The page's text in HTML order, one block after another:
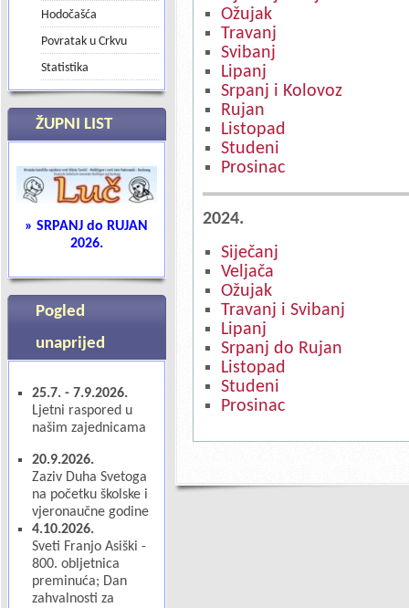
Hodočašća
Povratak u Crkvu
Statistika
ŽUPNI LIST
» SRPANJ do RUJAN
2026.
Pogled
unaprijed
25.7. - 7.9.2026.
Ljetni raspored u
našim zajednicama
20.9.2026.
Zaziv Duha Svetoga
na početku školske i
vjeronaučne godine
4.10.2026.
Sveti Franjo Asiški -
800. obljetnica
preminuća; Dan
zahvalnosti za
Ožujak
Travanj
Svibanj
Lipanj
Srpanj i Kolovoz
Rujan
Listopad
Studeni
Prosinac
2024.
Siječanj
Veljača
Ožujak
Travanj i Svibanj
Lipanj
Srpanj do Rujan
Listopad
Studeni
Prosinac